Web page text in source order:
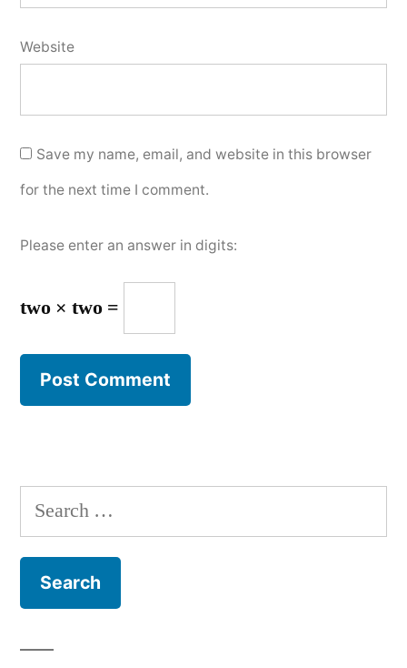
Website
Save my name, email, and website in this browser
for the next time I comment.
Please enter an answer in digits:
two × two =
Search
for: